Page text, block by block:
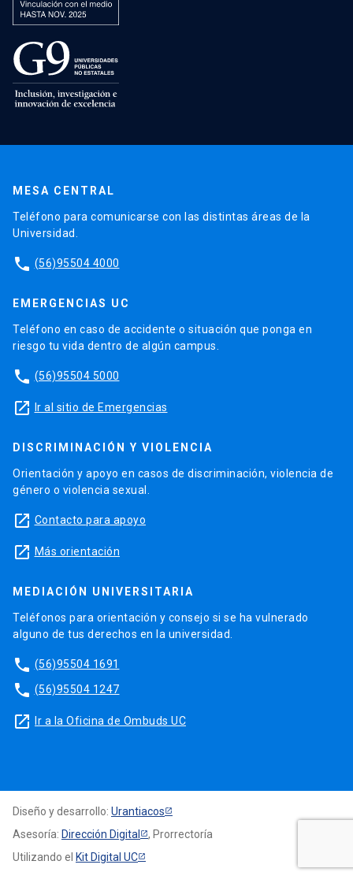
MESA CENTRAL
Teléfono para comunicarse con las distintas áreas de la
Universidad.
phone (56)95504 4000
EMERGENCIAS UC
Teléfono en caso de accidente o situación que ponga en
riesgo tu vida dentro de algún campus.
phone (56)95504 5000
launch Ir al sitio de Emergencias
DISCRIMINACIÓN Y VIOLENCIA
Orientación y apoyo en casos de discriminación, violencia de
género o violencia sexual.
launch Contacto para apoyo
launch Más orientación
MEDIACIÓN UNIVERSITARIA
Teléfonos para orientación y consejo si se ha vulnerado
alguno de tus derechos en la universidad.
phone (56)95504 1691
phone (56)95504 1247
launch Ir a la Oficina de Ombuds UC
Diseño y desarrollo: Urantiacos
Asesoría: Dirección Digital
, Prorrectoría
Utilizando el Kit Digital UC